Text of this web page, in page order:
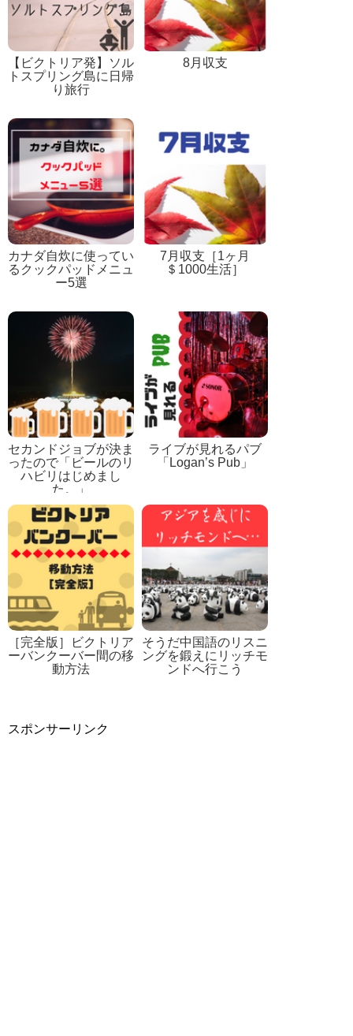
【ビクトリア発】ソル
トスプリング島に日帰
り旅行
8月収支
カナダ自炊に使ってい
るクックパッドメニュ
ー5選
7月収支［1ヶ月
＄1000生活］
セカンドジョブが決ま
ったので「ビールのリ
ハビリはじめまし
た。」
ライブが見れるパブ
「Logan’s Pub」
［完全版］ビクトリア
ーバンクーバー間の移
動方法
そうだ中国語のリスニ
ングを鍛えにリッチモ
ンドへ行こう
スポンサーリンク